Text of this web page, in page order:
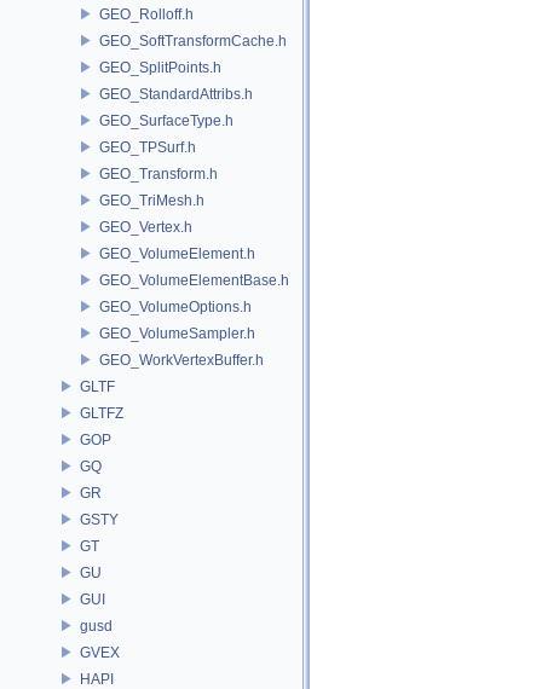
GEO_Rolloff.h
GEO_SoftTransformCache.h
GEO_SplitPoints.h
GEO_StandardAttribs.h
GEO_SurfaceType.h
GEO_TPSurf.h
GEO_Transform.h
GEO_TriMesh.h
GEO_Vertex.h
GEO_VolumeElement.h
GEO_VolumeElementBase.h
GEO_VolumeOptions.h
GEO_VolumeSampler.h
GEO_WorkVertexBuffer.h
GLTF
GLTFZ
GOP
GQ
GR
GSTY
GT
GU
GUI
gusd
GVEX
HAPI